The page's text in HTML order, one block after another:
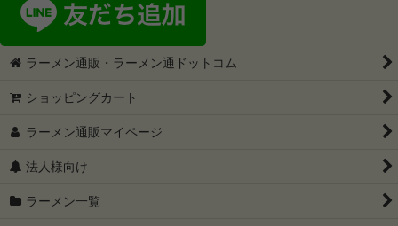
ラーメン通販・ラーメン通ドットコム
ショッピングカート
ラーメン通販マイページ
法人様向け
ラーメン一覧